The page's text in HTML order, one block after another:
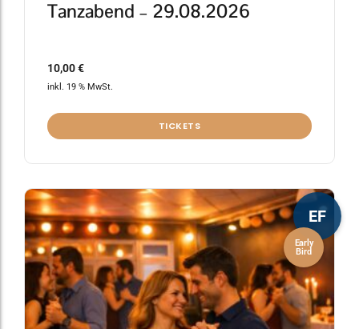
Tanzabend – 29.08.2026
10,00€
inkl. 19 % MwSt.
TICKETS
EF
Early
Bird